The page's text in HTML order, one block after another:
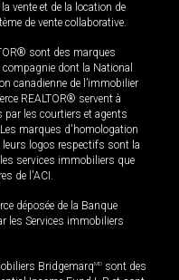
vente et de la location de
de vente collaborative.
sont des marques
dont la National
canadienne de l’immobilier
REALTOR® servent à
les courtiers et agents
marques d'homologation
logos respectifs sont la
services immobiliers que
de l'ACI.
déposée de la Banque
les Services immobiliers
BridgemarqMD sont des